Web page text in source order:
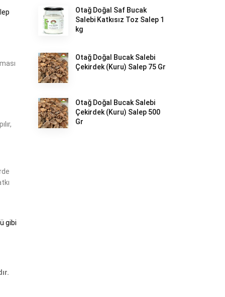
gibi
Otağ Doğal Saf Bucak
Salebi Katkısız Toz Salep 1
kg
Otağ Doğal Bucak Salebi
Çekirdek (Kuru) Salep 75 Gr
Otağ Doğal Bucak Salebi
Çekirdek (Kuru) Salep 500
Gr